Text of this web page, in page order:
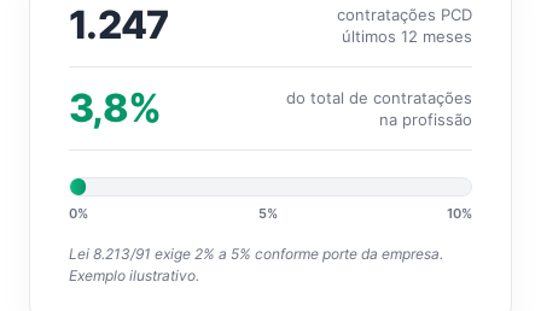
1.247
contratações PCD
últimos 12 meses
3,8%
do total de contratações
na profissão
0% 5% 10%
Lei 8.213/91 exige 2% a 5% conforme porte da empresa.
Exemplo ilustrativo.